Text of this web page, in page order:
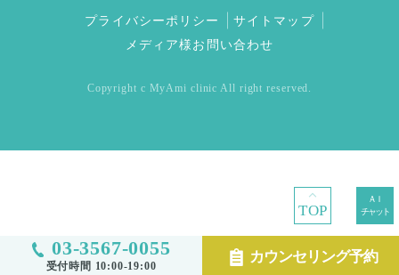
TOP
03-3567-0055
受付時間 10:00-19:00
カウンセリング予約
プライバシーポリシー
サイトマップ
メディア様お問い合わせ
Copyright c MyAmi clinic All right reserved.